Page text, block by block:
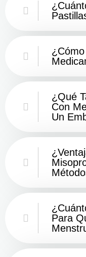
¿Qué
Con
Un
Para